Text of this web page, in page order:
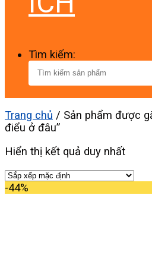
Tìm kiếm:
Trang chủ / Sản phẩm được
điểu ở đâu”
Hiển thị kết quả duy nhất
-44%